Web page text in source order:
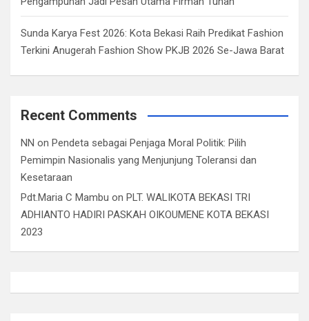
Sunda Karya Fest 2026: Kota Bekasi Raih Predikat Fashion
Terkini Anugerah Fashion Show PKJB 2026 Se-Jawa Barat
Recent Comments
NN on Pendeta sebagai Penjaga Moral Politik: Pilih
Pemimpin Nasionalis yang Menjunjung Toleransi dan
Kesetaraan
Pdt.Maria C Mambu on PLT. WALIKOTA BEKASI TRI
ADHIANTO HADIRI PASKAH OIKOUMENE KOTA BEKASI
2023